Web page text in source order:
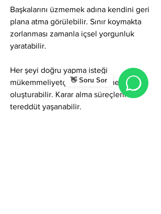
👋 Soru Sor
Başkalarını üzmemek adına kendini geri
plana atma görülebilir. Sınır koymakta
zorlanması zamanla içsel yorgunluk
yaratabilir.
Her şeyi doğru yapma isteği
mükemmeliyetçilik ve gecikme
oluşturabilir. Karar alma süreçlerinde
tereddüt yaşanabilir.